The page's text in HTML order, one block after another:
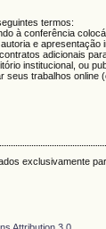
termos:
à conferência
e apresentação
adicionais
institucional, ou
trabalhos
exclusivamente